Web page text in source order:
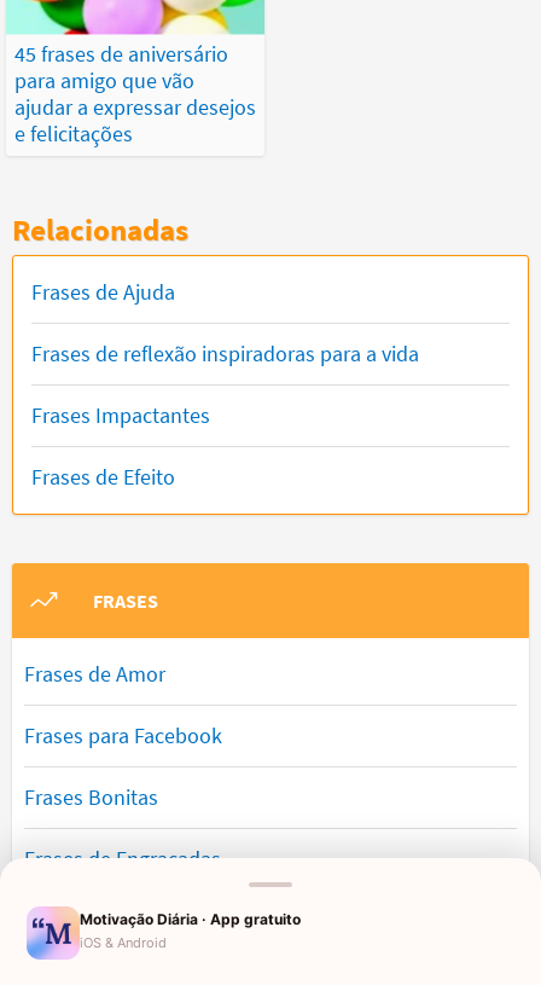
45 frases de aniversário
para amigo que vão
ajudar a expressar desejos
e felicitações
Relacionadas
Frases de Ajuda
Frases de reflexão inspiradoras para a vida
Frases Impactantes
Frases de Efeito
FRASES
Frases de Amor
Frases para Facebook
Frases Bonitas
Frases de Engraçadas
Frases Românticas
Motivação Diária · App gratuito
iOS & Android